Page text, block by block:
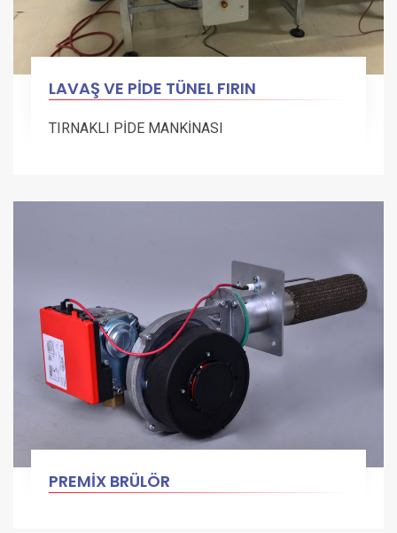
LAVAŞ VE PİDE TÜNEL FIRIN
TIRNAKLI PİDE MANKİNASI
PREMİX BRÜLÖR